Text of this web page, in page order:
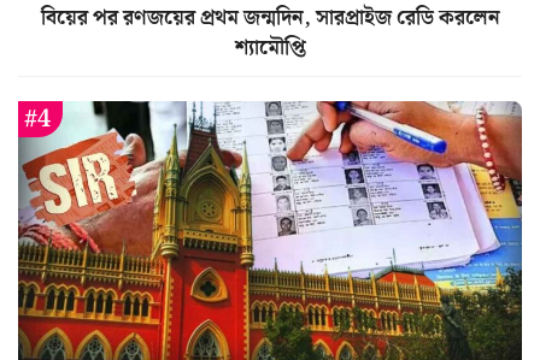
বিয়ের পর রণজয়ের প্রথম জন্মদিন, সারপ্রাইজ রেডি করলেন
শ্যামৌপ্তি